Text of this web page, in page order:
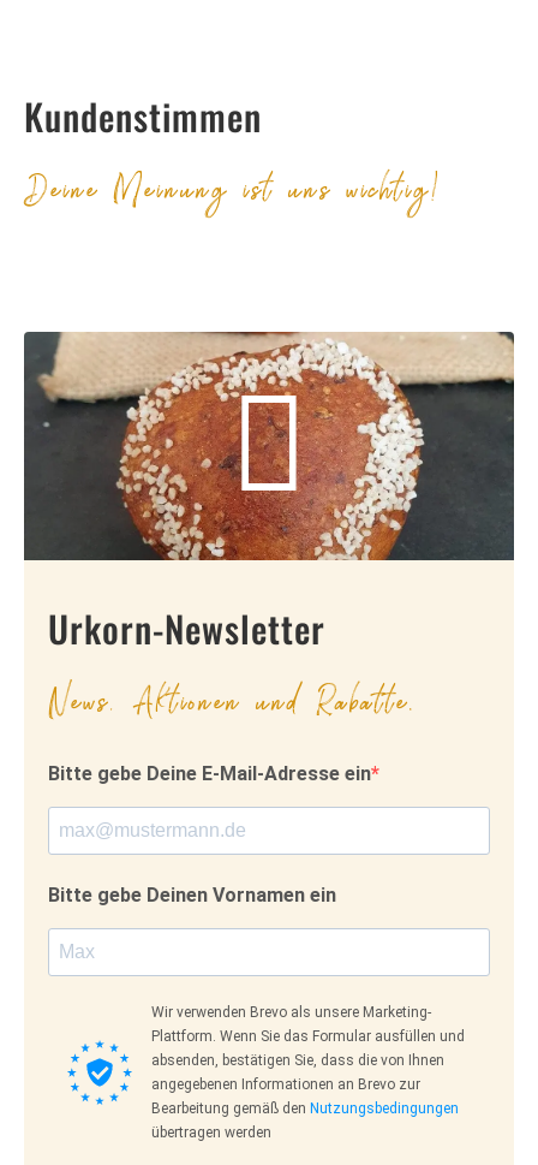
Kundenstimmen
Deine Meinung ist uns wichtig!
Urkorn-Newsletter
News, Aktionen und Rabatte.
Bitte gebe Deine E-Mail-Adresse ein
Bitte gebe Deinen Vornamen ein
Wir verwenden Brevo als unsere Marketing-
Plattform. Wenn Sie das Formular ausfüllen und
absenden, bestätigen Sie, dass die von Ihnen
angegebenen Informationen an Brevo zur
Bearbeitung gemäß den Nutzungsbedingungen
übertragen werden